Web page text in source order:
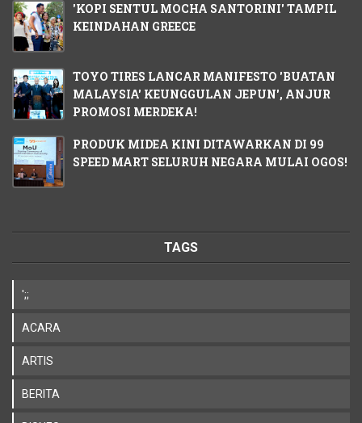
'KOPI SENTUL MOCHA SANTORINI' TAMPIL
KEINDAHAN GREECE
TOYO TIRES LANCAR MANIFESTO 'BUATAN
MALAYSIA' KEUNGGULAN JEPUN', ANJUR
PROMOSI MERDEKA!
PRODUK MIDEA KINI DITAWARKAN DI 99
SPEED MART SELURUH NEGARA MULAI OGOS!
TAGS
';;
ACARA
ARTIS
BERITA